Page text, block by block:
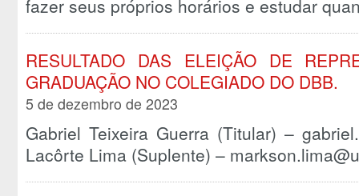
fazer seus próprios horários e estudar
RESULTADO DAS ELEIÇÃO DE
GRADUAÇÃO NO COLEGIADO DO DBB.
5 de dezembro de 2023
Gabriel Teixeira Guerra (Titular) –
Lacôrte Lima (Suplente) –